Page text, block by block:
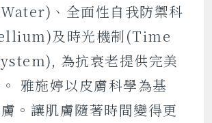
、全面性自我防禦科
及時光機制(Time
為抗衰老提供完美
雅施婷以皮膚科學為基
。讓肌膚隨著時間變得更